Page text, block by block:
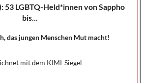
53 LGBTQ-Held*innen von Sappho
bis...
das jungen Menschen Mut macht!
mit dem KIMI-Siegel